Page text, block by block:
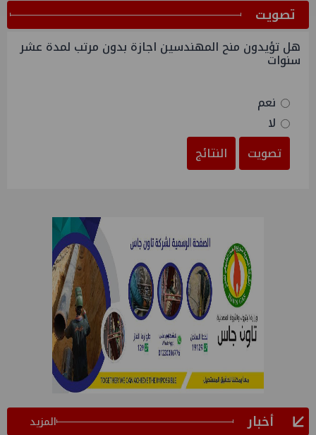
ﺗﺼﻮﻳﺖ
هل تؤيدون منح المهندسين اجازة بدون مرتب لمدة عشر
سنوات
نعم
لا
تصويت
النتائج
أخبار المزيد